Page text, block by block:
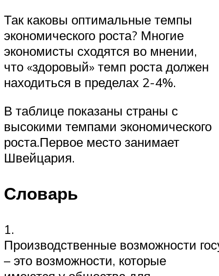
Так каковы оптимальные темпы
экономического роста? Многие
экономисты сходятся во мнении,
что «здоровый» темп роста должен
находиться в пределах 2-4%.
В таблице показаны страны с
высокими темпами экономического
роста.Первое место занимает
Швейцария.
Словарь
1.
Производственные возможности
– это возможности, которые